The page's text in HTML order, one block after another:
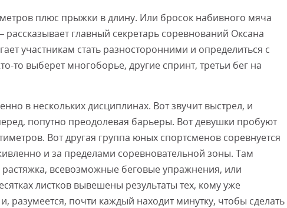
плюс прыжки в длину. Или бросок набивного мяча
рассказывает главный секретарь соревнований Оксана
участникам стать разносторонними и определиться с
то выберет многоборье, другие спринт, третьи бег на
в нескольких дисциплинах. Вот звучит выстрел, и
попутно преодолевая барьеры. Вот девушки пробуют
Вот другая группа юных спортсменов соревнуется
и за пределами соревновательной зоны. Там
всевозможные беговые упражнения, или
листков вывешены результаты тех, кому уже
разумеется, почти каждый находит минутку, чтобы сделать